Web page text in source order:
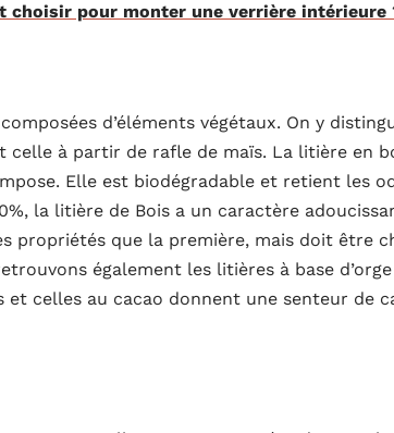
choisir pour monter une verrière intérieure
d’éléments végétaux. On y
celle à partir de rafle de maïs. La litière en
Elle est biodégradable et retient les
la litière de Bois a un caractère
propriétés que la première, mais doit être
également les litières à base
et celles au cacao donnent une senteur de